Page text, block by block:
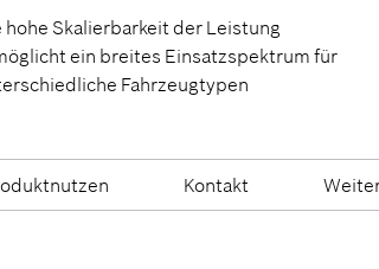
hohe Skalierbarkeit der Leistung
ein breites Einsatzspektrum für
Fahrzeugtypen
Kontakt